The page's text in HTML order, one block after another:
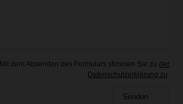
Vorrätig
Mit dem Absenden des Formulars stimmen Sie zu der
Datenschutzerklärung zu.
Senden